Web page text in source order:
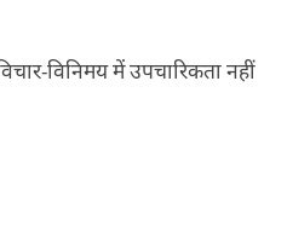
विनिमय में उपचारिकता नहीं